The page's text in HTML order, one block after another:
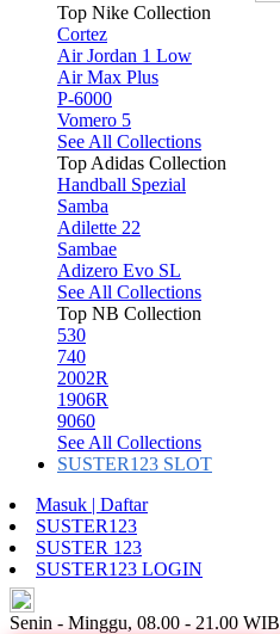
Top Nike Collection
Cortez
Air Jordan 1 Low
Air Max Plus
P-6000
Vomero 5
See All Collections
Top Adidas Collection
Handball Spezial
Samba
Adilette 22
Sambae
Adizero Evo SL
See All Collections
Top NB Collection
530
740
2002R
1906R
9060
See All Collections
SUSTER123 SLOT
Masuk | Daftar
SUSTER123
SUSTER 123
SUSTER123 LOGIN
Senin - Minggu, 08.00 - 21.00 WIB